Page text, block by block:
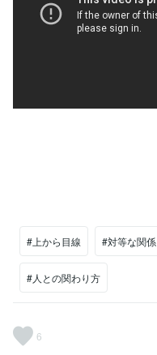
#上から目線 #対等な関係
#人との関わり方
6